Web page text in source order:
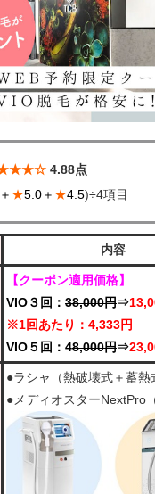
4.88点
★5.0＋ ★4.5)÷4項目
内容
【クーポン適用価格】
VIO３回： 38,000円⇒
※1回あたり：4,333円
VIO５回：48,000円⇒
●ラシャ（熱破壊式＋蓄熱
●メディオスターNextPro